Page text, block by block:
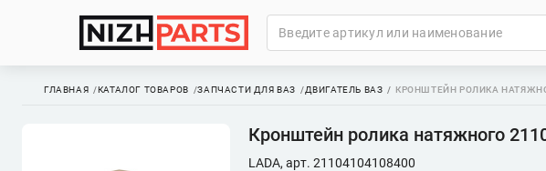
ГЛАВНАЯ КАТАЛОГ ТОВАРОВ ЗАПЧАСТИ ДЛЯ ВАЗ ДВИГАТЕЛЬ ВАЗ КРОНШТЕЙН РОЛИКА
Кронштейн ролика натяжного
LADA, арт. 21104104108400